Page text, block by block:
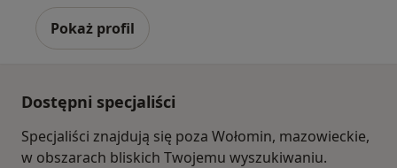
Pokaż profil
Dostępni specjaliści
Specjaliści znajdują się poza Wołomin, mazowieckie,
w obszarach bliskich Twojemu wyszukiwaniu.